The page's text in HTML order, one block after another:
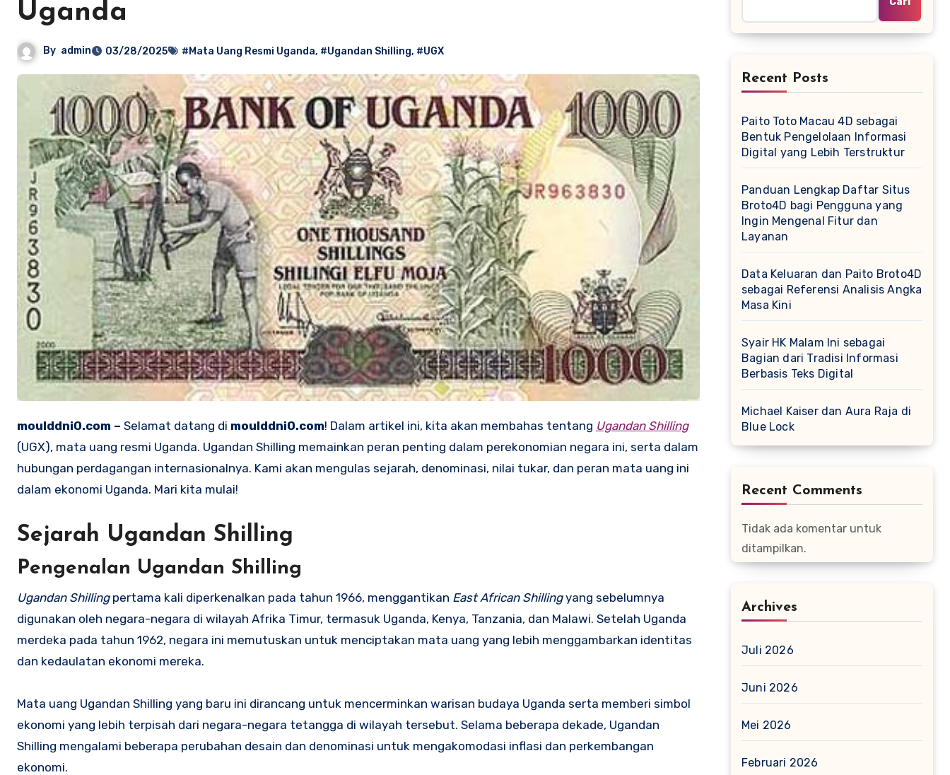
Uganda
By admin 03/28/2025 #Mata Uang Resmi Uganda, #Ugandan Shilling, #UGX
moulddni0.com – Selamat datang di moulddni0.com! Dalam artikel ini, kita akan membahas tentang Ugandan Shilling
(UGX), mata uang resmi Uganda. Ugandan Shilling memainkan peran penting dalam perekonomian negara ini, serta dalam
hubungan perdagangan internasionalnya. Kami akan mengulas sejarah, denominasi, nilai tukar, dan peran mata uang ini
dalam ekonomi Uganda. Mari kita mulai!
Sejarah Ugandan Shilling
Pengenalan Ugandan Shilling
Ugandan Shillingpertama kali diperkenalkan pada tahun 1966, menggantikan East African Shillingyang sebelumnya
digunakan oleh negara-negara di wilayah Afrika Timur, termasuk Uganda, Kenya, Tanzania, dan Malawi. Setelah Uganda
merdeka pada tahun 1962, negara ini memutuskan untuk menciptakan mata uang yang lebih menggambarkan identitas
dan kedaulatan ekonomi mereka.
Mata uang Ugandan Shilling yang baru ini dirancang untuk mencerminkan warisan budaya Uganda serta memberi simbol
ekonomi yang lebih terpisah dari negara-negara tetangga di wilayah tersebut. Selama beberapa dekade, Ugandan
Shilling mengalami beberapa perubahan desain dan denominasi untuk mengakomodasi inflasi dan perkembangan
ekonomi.
Recent Posts
Paito Toto Macau 4D sebagai
Bentuk Pengelolaan Informasi
Digital yang Lebih Terstruktur
Panduan Lengkap Daftar Situs
Broto4D bagi Pengguna yang
Ingin Mengenal Fitur dan
Layanan
Data Keluaran dan Paito Broto4D
sebagai Referensi Analisis Angka
Masa Kini
Syair HK Malam Ini sebagai
Bagian dari Tradisi Informasi
Berbasis Teks Digital
Michael Kaiser dan Aura Raja di
Blue Lock
Recent Comments
Tidak ada komentar untuk
ditampilkan.
Archives
Juli 2026
Juni 2026
Mei 2026
Februari 2026